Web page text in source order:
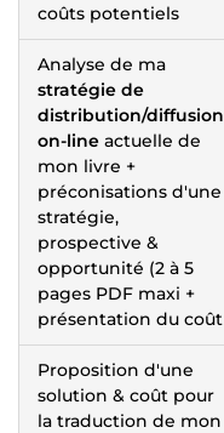
coûts potentiels
Analyse de ma
stratégie de
distribution/diffusion
on-line actuelle de
mon livre +
préconisations d'une
stratégie,
prospective &
opportunité (2 à 5
pages PDF maxi +
présentation du coût
Proposition d'une
solution & coût pour
la traduction de mon